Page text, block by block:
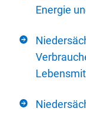
Energie